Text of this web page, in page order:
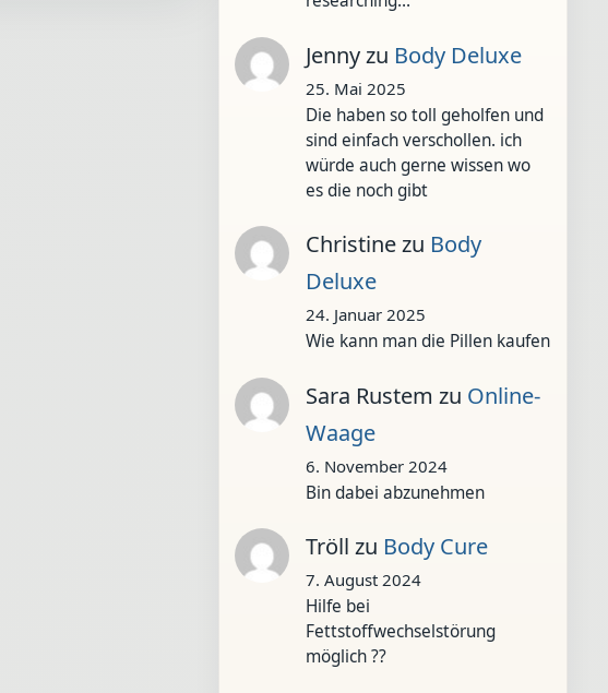
Jennyzu Body Deluxe
25. Mai 2025
Die haben so toll geholfen und
sind einfach verschollen. ich
würde auch gerne wissen wo
es die noch gibt
Christinezu Body
Deluxe
24. Januar 2025
Wie kann man die Pillen kaufen
Sara Rustem zu Online-
Waage
6. November 2024
Bin dabei abzunehmen
Tröll zu Body Cure
7. August 2024
Hilfe bei
Fettstoffwechselstörung
möglich ??